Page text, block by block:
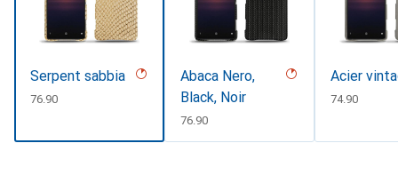
Serpent sabbia
CHF
76.90
Abaca Nero,
Black, Noir
CHF
76.90
Acier
CHF
74.90